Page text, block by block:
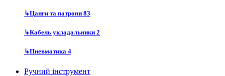
↳Цанги та патрони 83
↳Кабель укладальники 2
↳Пневматика 4
Ручний інструмент